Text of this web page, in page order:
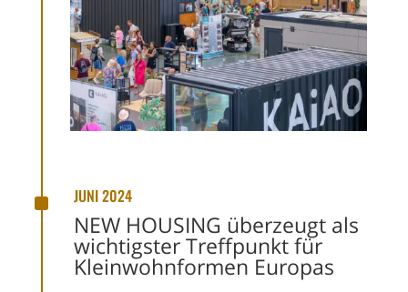
^ JUNI 2024
NEW HOUSING überzeugt als
wichtigster Treffpunkt für
Kleinwohnformen Europas